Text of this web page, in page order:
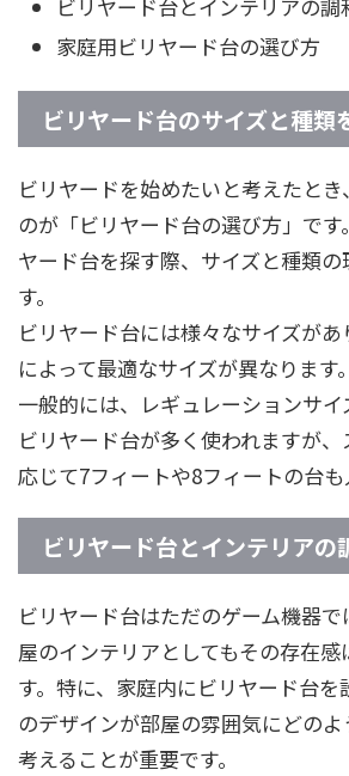
ビリヤード台とインテリアの調
家庭用ビリヤード台の選び方
ビリヤード台のサイズと種類
ビリヤードを始めたいと考えたと
のが「ビリヤード台の選び方」です
ヤード台を探す際、サイズと種類
す。
ビリヤード台には様々なサイズが
によって最適なサイズが異なります。
一般的には、レギュレーションサ
ビリヤード台が多く使われますが、
応じて7フィートや8フィートの台も
ビリヤード台とインテリアの
ビリヤード台はただのゲーム機器
屋のインテリアとしてもその存在
す。特に、家庭内にビリヤード台を
のデザインが部屋の雰囲気にどの
考えることが重要です。